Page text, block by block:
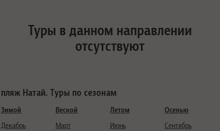
Туры в данном направлении
отсутствуют
пляж Натай. Туры по сезонам
Зимой
Декабрь
Весной
Март
Летом
Июнь
Осенью
Сентябрь